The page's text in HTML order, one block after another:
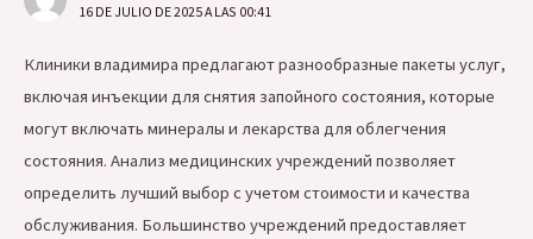
16 DE JULIO DE 2025 A LAS 00:41
Клиники владимира предлагают разнообразные пакеты услуг,
включая инъекции для снятия запойного состояния, которые
могут включать минералы и лекарства для облегчения
состояния. Анализ медицинских учреждений позволяет
определить лучший выбор с учетом стоимости и качества
обслуживания. Большинство учреждений предоставляет